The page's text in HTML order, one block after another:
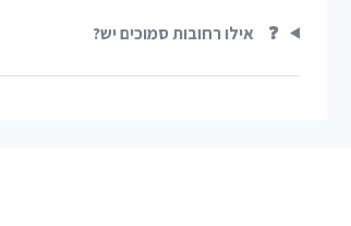
❓ אילו רחובות סמוכים יש?